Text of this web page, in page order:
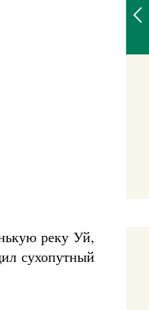
реку Уй,
сухопутный
Победоносец. Научись у